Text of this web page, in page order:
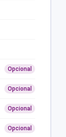
Opcional
Opcional
Opcional
Opcional